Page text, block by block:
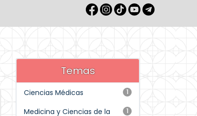
Temas
1
Ciencias Médicas
1
Medicina y Ciencias de la